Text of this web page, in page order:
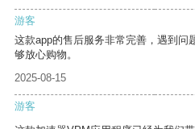
游客
这款app的售后服务非常完善，遇到问
够放心购物。
2025-08-15
游客